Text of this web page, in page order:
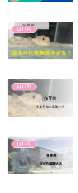
山口県
山口県
山口県